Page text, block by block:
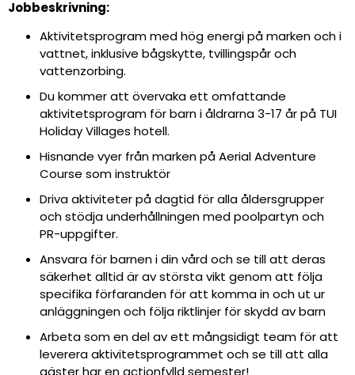
Jobbeskrivning:
Aktivitetsprogram med hög energi på marken och i
vattnet, inklusive bågskytte, tvillingspår och
vattenzorbing.
Du kommer att övervaka ett omfattande
aktivitetsprogram för barn i åldrarna 3-17 år på TUI
Holiday Villages hotell.
Hisnande vyer från marken på Aerial Adventure
Course som instruktör
Driva aktiviteter på dagtid för alla åldersgrupper
och stödja underhållningen med poolpartyn och
PR-uppgifter.
Ansvara för barnen i din vård och se till att deras
säkerhet alltid är av största vikt genom att följa
specifika förfaranden för att komma in och ut ur
anläggningen och följa riktlinjer för skydd av barn
Arbeta som en del av ett mångsidigt team för att
leverera aktivitetsprogrammet och se till att alla